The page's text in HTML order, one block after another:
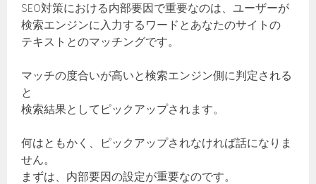
SEO対策における内部要因で重要なのは、ユーザーが
検索エンジンに入力するワードとあなたのサイトの
テキストとのマッチングです。
マッチの度合いが高いと検索エンジン側に判定される
と
検索結果としてピックアップされます。
何はともかく、ピックアップされなければ話になりま
せん。
まずは、内部要因の設定が重要なのです。